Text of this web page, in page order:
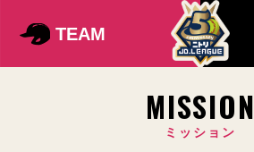
TEAM
MISSION
ミッション